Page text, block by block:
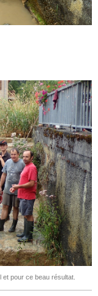
et pour ce beau résultat.